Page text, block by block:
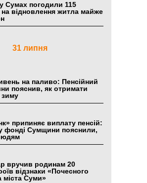
Сумах погодили 115
на відновлення житла майже
31 липня
на паливо: Пенсійний
пояснив, як отримати
зиму
припиняє виплату пенсій:
фонді Сумщини пояснили,
вручив родинам 20
відзнаки «Почесного
міста Суми»